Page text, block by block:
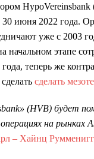
июня 2022 года.
уже с 2003
начальном этапе
года, теперь же
сделатьсделать
(HVB) будет
на рынках
– Хайнц